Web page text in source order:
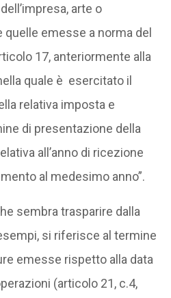
arte o
emesse a norma del
17, anteriormente alla
quale è esercitato il
relativa imposta e
di presentazione della
all’anno di ricezione
al medesimo anno”.
sembra trasparire dalla
si riferisce al termine
emesse rispetto alla data
(articolo 21, c.4,